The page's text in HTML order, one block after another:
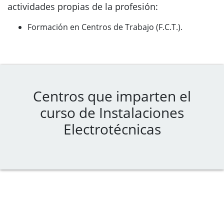
actividades propias de la profesión:
Formación en Centros de Trabajo (F.C.T.).
Centros que imparten el
curso de Instalaciones
Electrotécnicas